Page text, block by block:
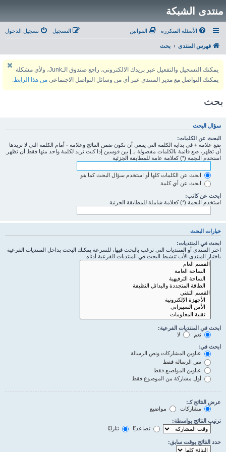
منتدى الشبكة
الأسئلة المتكررة القوانين تسجيل الدخول التسجيل
فهرس المنتدى بحث
يمكنك التسجيل والتفعيل عبر بريدك الالكتروني، راجع صندوق الـJunk، ولأي مشكلة
يمكنك التواصل مع مدير المنتدى عبر أي من وسائل التواصل الاجتماعي من هذا الرابط.
بحث
سؤال البحث
البحث عن الكلمات:
ضع علامة + في بداية الكلمة التي ينبغي أن تكون ضمن النتائج وعلامة - أمام الكلمة التي لا تريدها
أن تظهر، ضع قائمة بالكلمات مفصولة بـ | بين قوسين إذا كنت تريد لكلمة واحد منها فقط أن تظهر.
استخدم النجمة (*) كعلامة عامة للمطابقة الجزئية
ابحث عن الكلمات كلها أو استخدم سؤال البحث كما هو
ابحث عن أي كلمة
ابحث عن كاتب:
استخدم النجمة (*) كعلامة شاملة للمطابقة الجزئية
خيارات البحث
ابحث في المنتديات:
اختر المنتدى أو المنتديات التي ترغب بالبحث فيها، للسرعة يمكنك البحث بداخل المنتديات الفرعية
باختيار المنتدى الأب تنشيط البحث في المنتديات الفرعية أدناه
ابحث في المنتديات الفرعية:
نعم
لا
ابحث في:
عناوين المشاركات ونص الرسالة
نص الرسالة فقط
عناوين المواضيع فقط
أول مشاركة من الموضوع فقط
عرض النتائج كـ:
مشاركات
مواضيع
ترتيب النتائج بواسطة:
تصاعديًا
تنازليًا
حدد النتائج بوقت سابق: